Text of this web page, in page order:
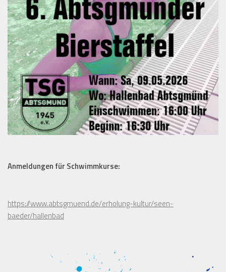
Anmeldungen für Schwimmkurse:
https://www.abtsgmuend.de/erholung-kultur/seen-
baeder/hallenbad